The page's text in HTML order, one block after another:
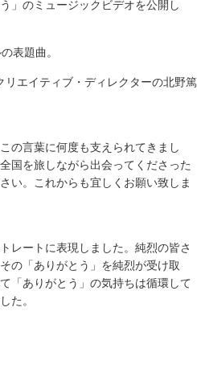
」のミュージックビデオを公開し
表題曲。
エイティブ・ディレクターの北野篤
の言葉に何度も支えられてきまし
国を旅しながら出会ってくださった
い。これからも宜しくお願い致しま
レートに表現しました。純烈の皆さ
の「ありがとう」を純烈が受け取
「ありがとう」の気持ちは循環して
た。